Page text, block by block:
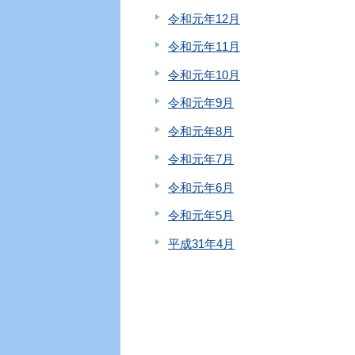
令和元年12月
令和元年11月
令和元年10月
令和元年9月
令和元年8月
令和元年7月
令和元年6月
令和元年5月
平成31年4月